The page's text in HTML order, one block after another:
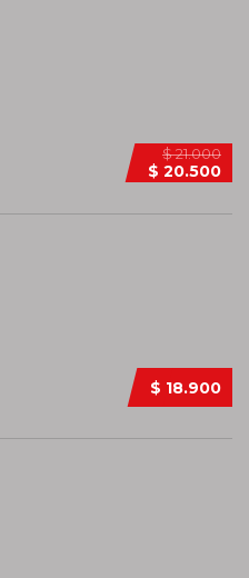
$ 21.000
$ 20.500
$ 18.900